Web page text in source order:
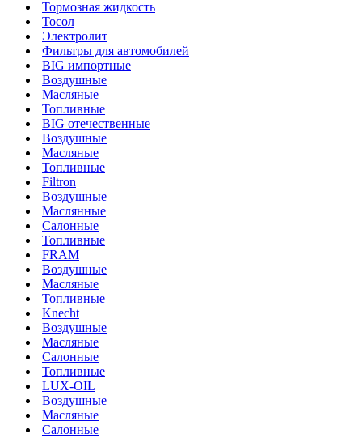
Тормозная жидкость
Тосол
Электролит
Фильтры для автомобилей
BIG импортные
Воздушные
Масляные
Топливные
BIG отечественные
Воздушные
Масляные
Топливные
Filtron
Воздушные
Маслянные
Салонные
Топливные
FRAM
Воздушные
Масляные
Топливные
Knecht
Воздушные
Масляные
Салонные
Топливные
LUX-OIL
Воздушные
Масляные
Салонные